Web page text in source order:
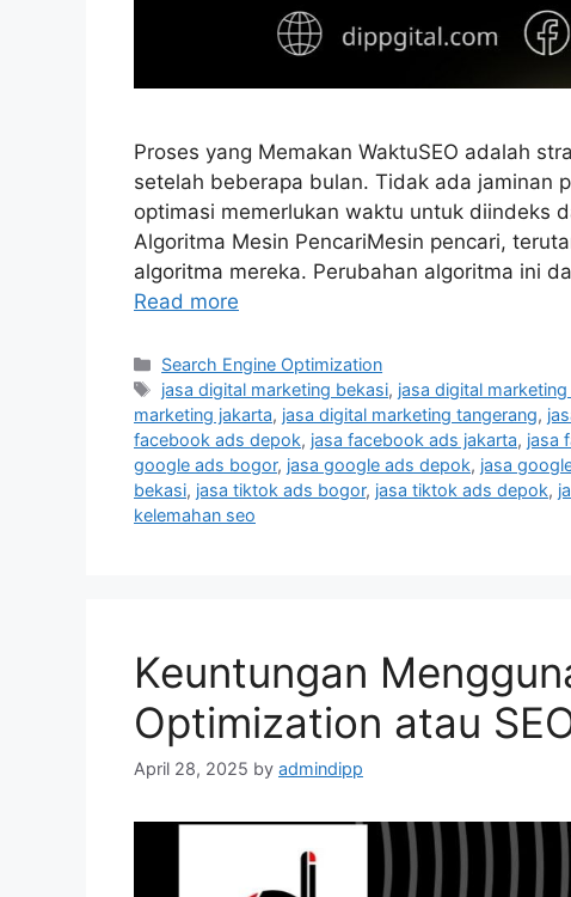
Proses yang Memakan WaktuSEO adalah
setelah beberapa bulan. Tidak ada jaminan
optimasi memerlukan waktu untuk diindeks
Algoritma Mesin PencariMesin pencari,
algoritma mereka. Perubahan algoritma ini
Read more
Search Engine Optimization
jasa digital marketing bekasi, jasa digital
marketing jakarta, jasa digital marketing tangerang,
facebook ads depok, jasa facebook ads jakarta, jasa
google ads bogor, jasa google ads depok, jasa
bekasi, jasa tiktok ads bogor, jasa tiktok ads depok,
kelemahan seo
Keuntungan
Optimization atau
April 28, 2025 by admindipp